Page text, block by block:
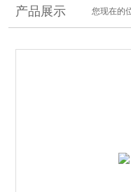
产品展示 您现在的